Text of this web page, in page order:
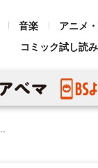
音楽 アニメ
コミック試し読み